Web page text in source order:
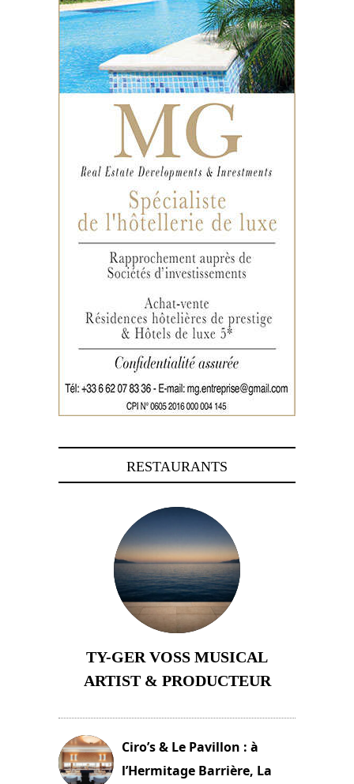
RESTAURANTS
TY-GER VOSS MUSICAL
ARTIST & PRODUCTEUR
Ciro’s & Le Pavillon : à
l’Hermitage Barrière, La